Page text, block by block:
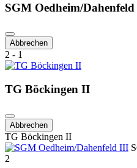
SGM Oedheim/
Abbrechen
2 - 1
TG Böckingen II
Abbrechen
TG Böckingen II
2